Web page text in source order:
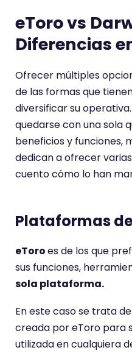
eToro vs
Diferencias
Ofrecer múltiples
de las formas que
diversificar su
quedarse con una sola
beneficios y funciones,
dedican a ofrecer
cuento cómo lo han
Plataformas
eToroes de los que
sus funciones,
sola plataforma.
En este caso se trata
creada por eToro para
utilizada en cualquiera